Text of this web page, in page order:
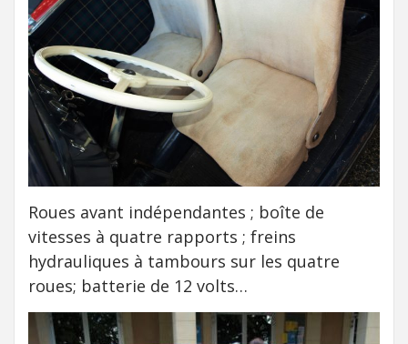
Roues avant indépendantes ; boîte de
vitesses à quatre rapports ; freins
hydrauliques à tambours sur les quatre
roues; batterie de 12 volts…